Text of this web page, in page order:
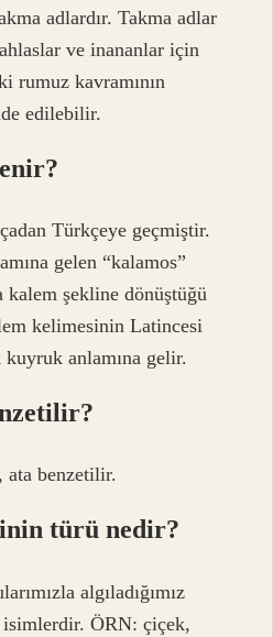
adlardır. Takma adlar
ve inananlar için
rumuz kavramının
edilebilir.
Türkçeye geçmiştir.
gelen “kalamos”
kalem şekline dönüştüğü
kelimesinin Latincesi
anlamına gelir.
benzetilir.
türü nedir?
algıladığımız
ÖRN: çiçek,